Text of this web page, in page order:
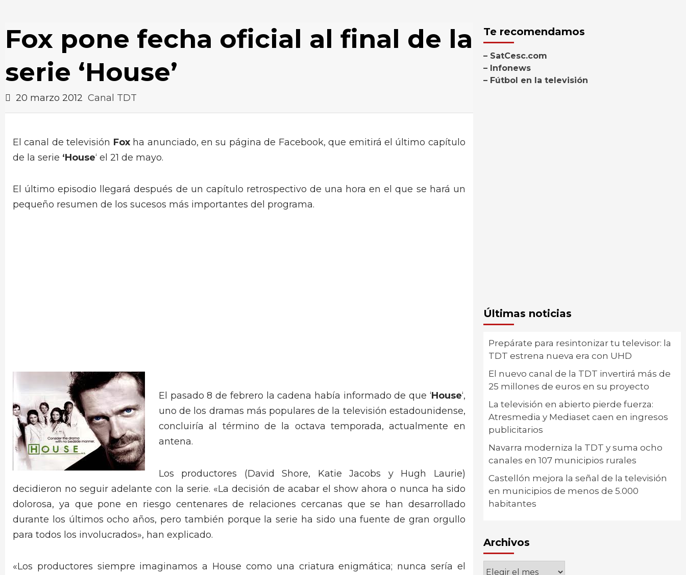
Fox pone fecha oficial al final de la
serie ‘House’
20 marzo 2012 Canal TDT
El canal de televisión Foxha anunciado, en su página de Facebook, que emitirá el último capítulo
de la serie ‘House‘ el 21 de mayo.
El último episodio llegará después de un capítulo retrospectivo de una hora en el que se hará un
pequeño resumen de los sucesos más importantes del programa.
El pasado 8 de febrero la cadena había informado de que ‘House‘,
uno de los dramas más populares de la televisión estadounidense,
concluiría al término de la octava temporada, actualmente en
antena.
Los productores (David Shore, Katie Jacobs y Hugh Laurie)
decidieron no seguir adelante con la serie. «La decisión de acabar el show ahora o nunca ha sido
dolorosa, ya que pone en riesgo centenares de relaciones cercanas que se han desarrollado
durante los últimos ocho años, pero también porque la serie ha sido una fuente de gran orgullo
para todos los involucrados», han explicado.
«Los productores siempre imaginamos a House como una criatura enigmática; nunca sería el
Te recomendamos
– SatCesc.com
– Infonews
– Fútbol en la televisión
Últimas noticias
Prepárate para resintonizar tu televisor: la
TDT estrena nueva era con UHD
El nuevo canal de la TDT invertirá más de
25 millones de euros en su proyecto
La televisión en abierto pierde fuerza:
Atresmedia y Mediaset caen en ingresos
publicitarios
Navarra moderniza la TDT y suma ocho
canales en 107 municipios rurales
Castellón mejora la señal de la televisión
en municipios de menos de 5.000
habitantes
Archivos
Archivos